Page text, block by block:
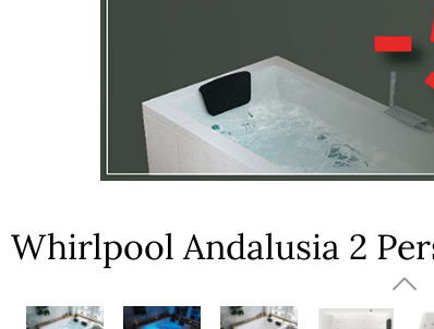
Whirlpool Andalusia 2
Bildergalerie überspringen